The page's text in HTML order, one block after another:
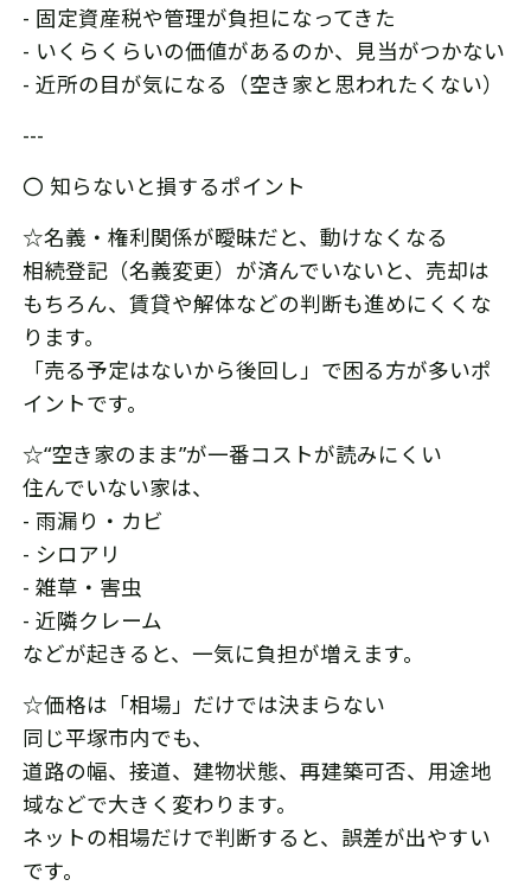
- 固定資産税や管理が負担になってきた
- いくらくらいの価値があるのか、見当がつかない
- 近所の目が気になる（空き家と思われたくない）
---
〇 知らないと損するポイント
☆名義・権利関係が曖昧だと、動けなくなる
相続登記（名義変更）が済んでいないと、売却は
もちろん、賃貸や解体などの判断も進めにくくな
ります。
「売る予定はないから後回し」で困る方が多いポ
イントです。
☆“空き家のまま”が一番コストが読みにくい
住んでいない家は、
- 雨漏り・カビ
- シロアリ
- 雑草・害虫
- 近隣クレーム
などが起きると、一気に負担が増えます。
☆価格は「相場」だけでは決まらない
同じ平塚市内でも、
道路の幅、接道、建物状態、再建築可否、用途地
域などで大きく変わります。
ネットの相場だけで判断すると、誤差が出やすい
です。